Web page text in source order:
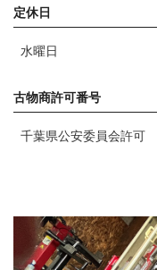
定休日
水曜日
古物商許可番号
千葉県公安委員会許可